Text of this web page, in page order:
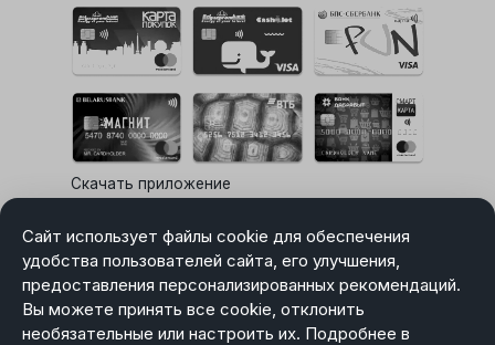
Сайт использует файлы cookie для обеспечения
удобства пользователей сайта, его улучшения,
предоставления персонализированных рекомендаций.
Вы можете принять все cookie, отклонить
необязательные или настроить их. Подробнее в
Скачать приложение
Выбор настроек Cookie